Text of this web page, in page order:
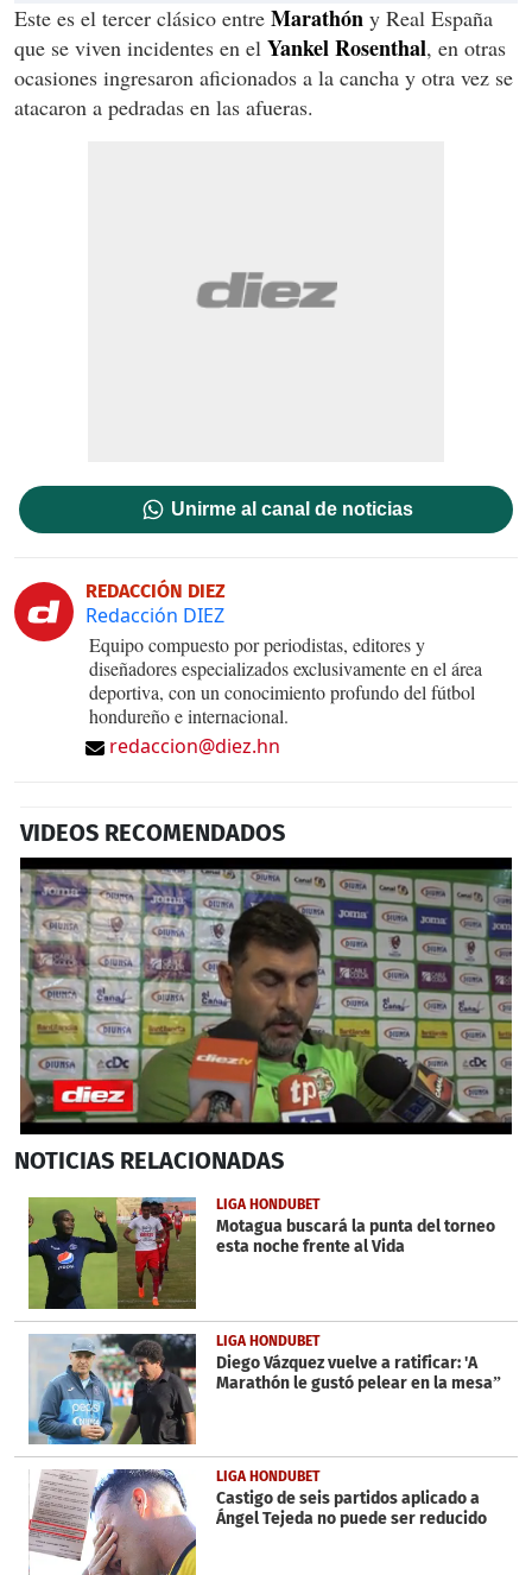
Este es el tercer clásico entre Marathón y Real España
que se viven incidentes en el Yankel Rosenthal, en otras
ocasiones ingresaron aficionados a la cancha y otra vez se
atacaron a pedradas en las afueras.
Unirme al canal de noticias
REDACCIÓN DIEZ
Redacción DIEZ
Equipo compuesto por periodistas, editores y
diseñadores especializados exclusivamente en el área
deportiva, con un conocimiento profundo del fútbol
hondureño e internacional.
redaccion@diez.hn
VIDEOS RECOMENDADOS
seconds
4
minutes,
16
seconds
NOTICIAS RELACIONADAS
LIGA HONDUBET
Motagua buscará la punta del torneo
esta noche frente al Vida
LIGA HONDUBET
Diego Vázquez vuelve a ratificar: 'A
Marathón le gustó pelear en la mesa”
LIGA HONDUBET
Castigo de seis partidos aplicado a
Ángel Tejeda no puede ser reducido